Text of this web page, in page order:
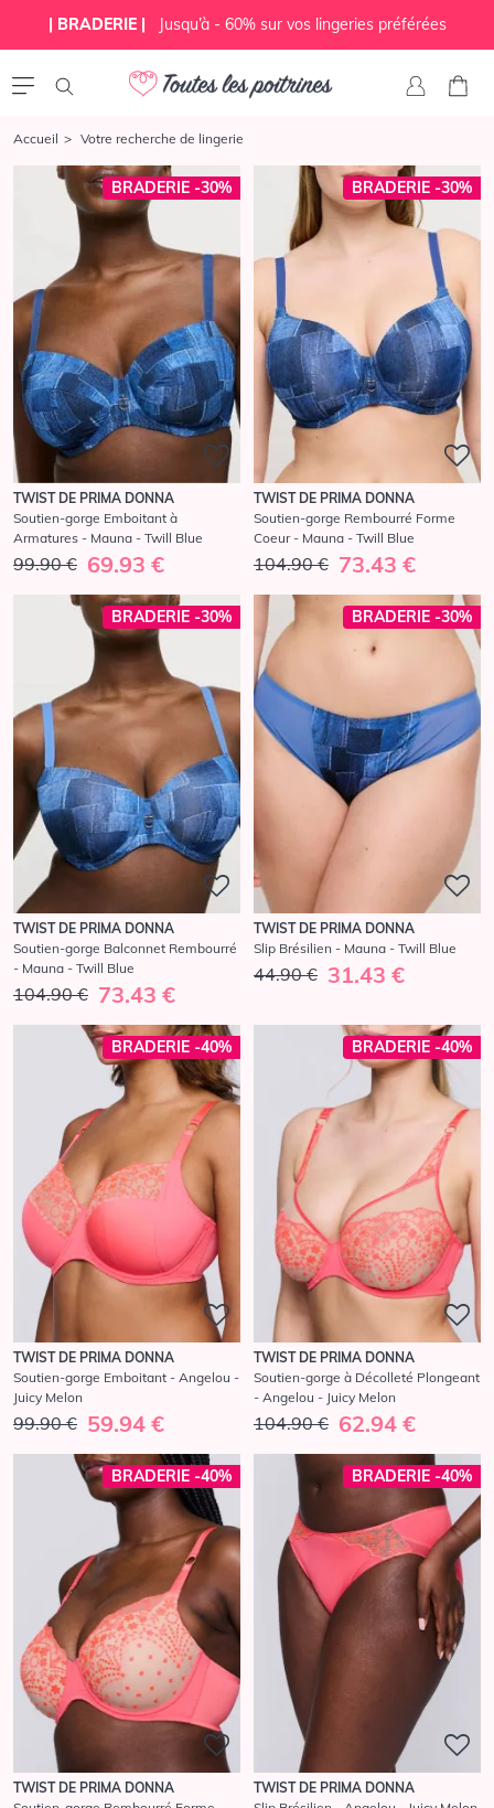
| BRADERIE | Jusqu’à - 60% sur vos lingeries préférées
Accueil Votre recherche de lingerie
BRADERIE -30%
TWIST DE PRIMA DONNA
Soutien-gorge Emboitant à
Armatures - Mauna - Twill Blue
99.90 € 69.93 €
BRADERIE -30%
TWIST DE PRIMA DONNA
Soutien-gorge Rembourré Forme
Coeur - Mauna - Twill Blue
104.90 € 73.43 €
BRADERIE -30%
TWIST DE PRIMA DONNA
Soutien-gorge Balconnet Rembourré
- Mauna - Twill Blue
104.90 € 73.43 €
BRADERIE -30%
TWIST DE PRIMA DONNA
Slip Brésilien - Mauna - Twill Blue
44.90 € 31.43 €
BRADERIE -40%
TWIST DE PRIMA DONNA
Soutien-gorge Emboitant - Angelou -
Juicy Melon
99.90 € 59.94 €
BRADERIE -40%
TWIST DE PRIMA DONNA
Soutien-gorge à Décolleté Plongeant
- Angelou - Juicy Melon
104.90 € 62.94 €
BRADERIE -40%
TWIST DE PRIMA DONNA
BRADERIE -40%
TWIST DE PRIMA DONNA